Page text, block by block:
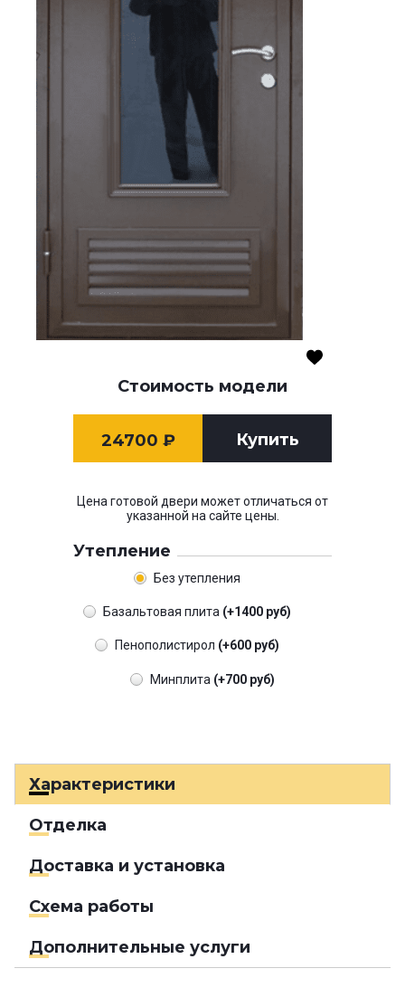
Стоимость модели
24700 ₽ Купить
Цена готовой двери может отличаться от
указанной на сайте цены.
Утепление
Без утепления
Базальтовая плита (+1400 руб)
Пенополистирол (+600 руб)
Минплита (+700 руб)
Характеристики
Отделка
Доставка и установка
Схема работы
Дополнительные услуги